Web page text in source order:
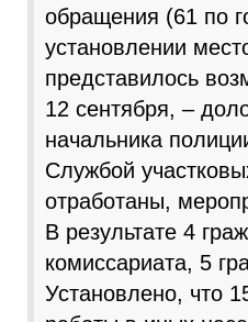
обращения (61 по
установлении
представилось
12 сентября, –
начальника
Службой
отработаны,
В результате 4
комиссариата, 5
Установлено, что